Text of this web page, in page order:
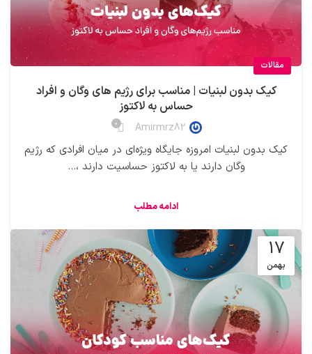
مقالات
کیک بدون لبنیات | مناسب برای رژیم های وگان و افراد
حساس به لاکتوز
Amirmrz82
0
کیک‌ بدون لبنیات امروزه جایگاه ویژه‌ای در میان افرادی که رژیم
وگان دارند یا به لاکتوز حساسیت دارند ،...
ادامه مطلب
17
بهمن